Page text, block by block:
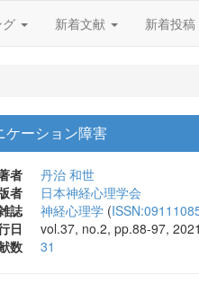
新着文献 新着投稿
ケーション障害
者
丹治 和世
者
日本神経心理学会
誌
神経心理学 (
日
vol.37, no.2, pp.88-97,
数
31